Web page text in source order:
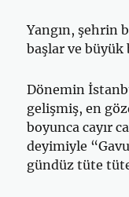
Yangın, şehrin
başlar ve büyük
Dönemin
gelişmiş, en
boyunca cayır
deyimiyle
gündüz tüte